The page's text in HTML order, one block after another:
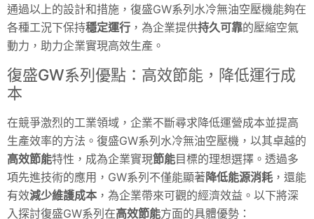
通過以上的設計和措施，復盛GW系列水冷無油空壓機能夠在
各種工況下保持穩定運行 ，為企業提供持久可靠的壓縮空氣
動力，助力企業實現高效生產。
復盛GW系列優點：高效節能，降低運行成
本
在競爭激烈的工業領域，企業不斷尋求降低運營成本並提高
生產效率的方法。復盛GW系列水冷無油空壓機，以其卓越的
高效節能特性，成為企業實現節能目標的理想選擇。透過多
項先進技術的應用，GW系列不僅能顯著降低能源消耗 ，還能
有效減少維護成本 ，為企業帶來可觀的經濟效益。以下將深
入探討復盛GW系列在高效節能方面的具體優勢：